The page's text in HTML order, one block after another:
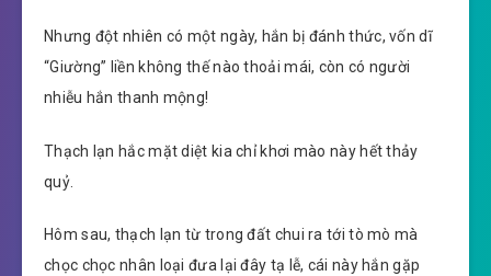
Nhưng đột nhiên có một ngày, hắn bị đánh thức, vốn dĩ
“Giường” liền không thế nào thoải mái, còn có người
nhiễu hắn thanh mộng!
Thạch lạn hắc mặt diệt kia chỉ khơi mào này hết thảy
quỷ.
Hôm sau, thạch lạn từ trong đất chui ra tới tò mò mà
chọc chọc nhân loại đưa lại đây tạ lễ, cái này hắn gặp